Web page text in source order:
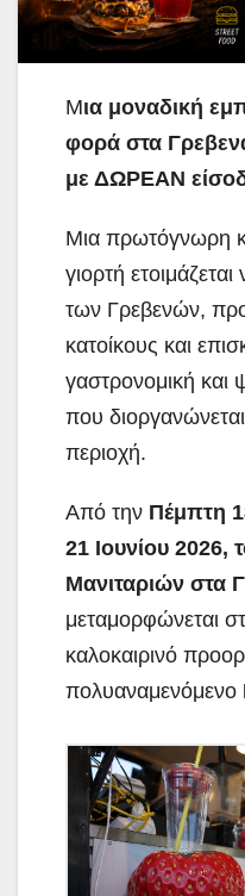
Μια μοναδική
φορά στα
με ΔΩΡΕΑΝ
Μια πρωτόγνωρη
γιορτή
των Γρεβενών,
κατοίκους και
γαστρονομική και
που
περιοχή.
Από την Πέμπτη
21 Ιουνίου 2026,
Μανιταριών στα
μεταμορφώνεται
καλοκαιρινό
πολυαναμενόμενο